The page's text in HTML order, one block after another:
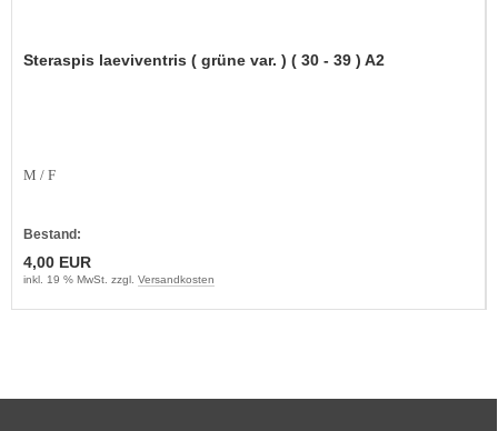
Steraspis laeviventris ( grüne var. ) ( 30 - 39 ) A2
M / F
Bestand:
4,00 EUR
inkl. 19 % MwSt. zzgl. Versandkosten